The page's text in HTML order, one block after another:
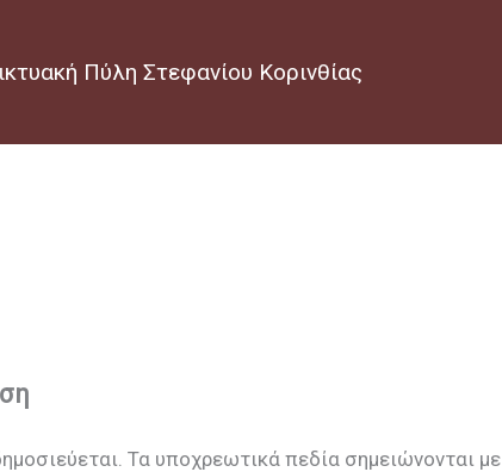
Πύλη Στεφανίου Κορινθίας
Τα υποχρεωτικά πεδία σημειώνονται με